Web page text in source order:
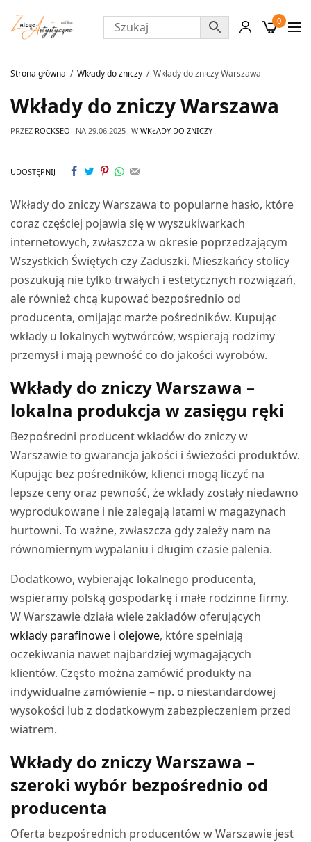
0
Strona główna Wkłady do zniczy Wkłady do zniczy Warszawa
Wkłady do zniczy Warszawa
PRZEZ ROCKSEO NA 29.06.2025 W WKŁADY DO ZNICZY
UDOSTĘPNIJ
Wkłady do zniczy Warszawa to popularne hasło, które
coraz częściej pojawia się w wyszukiwarkach
internetowych, zwłaszcza w okresie poprzedzającym
Wszystkich Świętych czy Zaduszki. Mieszkańcy stolicy
poszukują nie tylko trwałych i estetycznych rozwiązań,
ale również chcą kupować bezpośrednio od
producenta, omijając marże pośredników. Kupując
wkłady u lokalnych wytwórców, wspierają rodzimy
przemysł i mają pewność co do jakości wyrobów.
Wkłady do zniczy Warszawa –
lokalna produkcja w zasięgu ręki
Bezpośredni producent wkładów do zniczy w
Warszawie to gwarancja jakości i świeżości produktów.
Kupując bez pośredników, klienci mogą liczyć na
lepsze ceny oraz pewność, że wkłady zostały niedawno
wyprodukowane i nie zalegają latami w magazynach
hurtowni. To ważne, zwłaszcza gdy zależy nam na
równomiernym wypalaniu i długim czasie palenia.
Dodatkowo, wybierając lokalnego producenta,
wspieramy polską gospodarkę i małe rodzinne firmy.
W Warszawie działa wiele zakładów oferujących
wkłady parafinowe i olejowe, które spełniają
oczekiwania nawet najbardziej wymagających
klientów. Często można zamówić produkty na
indywidualne zamówienie – np. o niestandardowej
wysokości lub z dodatkowym zabezpieczeniem przed
wiatrem.
Wkłady do zniczy Warszawa –
szeroki wybór bezpośrednio od
producenta
Oferta bezpośrednich producentów w Warszawie jest